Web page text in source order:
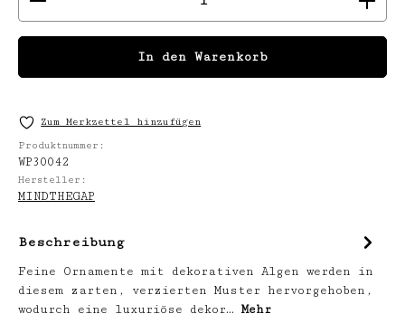
In den Warenkorb
Zum Merkzettel hinzufügen
Produktnummer:
WP30042
Hersteller:
MINDTHEGAP
Beschreibung
Feine Ornamente mit dekorativen Algen werden in
diesem zarten, verzierten Muster hervorgehoben,
wodurch eine luxuriöse dekor… Mehr